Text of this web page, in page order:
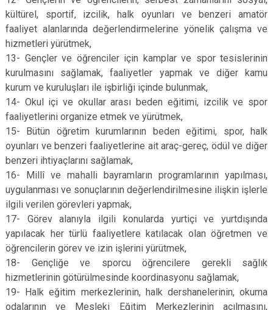
kültürel, sportif, izcilik, halk oyunları ve benzeri amatör
faaliyet alanlarında değerlendirmelerine yönelik çalışma ve
hizmetleri yürütmek,
13- Gençler ve öğrenciler için kamplar ve spor tesislerinin
kurulmasını sağlamak, faaliyetler yapmak ve diğer kamu
kurum ve kuruluşları ile işbirliği içinde bulunmak,
14- Okul içi ve okullar arası beden eğitimi, izcilik ve spor
faaliyetlerini organize etmek ve yürütmek,
15- Bütün öğretim kurumlarının beden eğitimi, spor, halk
oyunları ve benzeri faaliyetlerine ait araç-gereç, ödül ve diğer
benzeri ihtiyaçlarını sağlamak,
16- Millî ve mahalli bayramların programlarının yapılması,
uygulanması ve sonuçlarının değerlendirilmesine ilişkin işlerle
ilgili verilen görevleri yapmak,
17- Görev alanıyla ilgili konularda yurtiçi ve yurtdışında
yapılacak her türlü faaliyetlere katılacak olan öğretmen ve
öğrencilerin görev ve izin işlerini yürütmek,
18- Gençliğe ve sporcu öğrencilere gerekli sağlık
hizmetlerinin götürülmesinde koordinasyonu sağlamak,
19- Halk eğitim merkezlerinin, halk dershanelerinin, okuma
odalarının ve Mesleki Eğitim Merkezlerinin açılmasını,